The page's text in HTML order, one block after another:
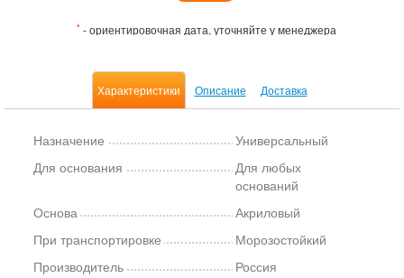
* - ориентировочная дата, уточняйте у менеджера
Характеристики Описание Доставка
Назначение
Универсальный
Для основания
Для любых
оснований
Основа
Акриловый
При транспортировке
Морозостойкий
Производитель
Россия